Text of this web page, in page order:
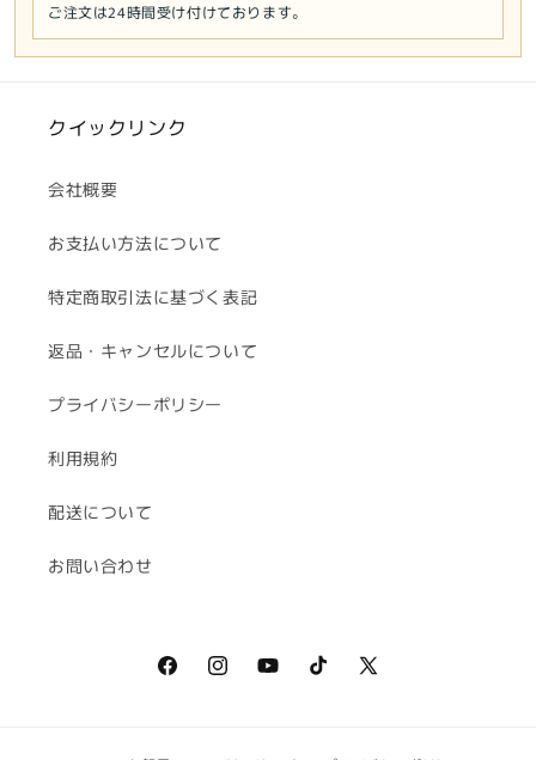
ご注文は24時間受け付けております。
クイックリンク
会社概要
お支払い方法について
特定商取引法に基づく表記
返品・キャンセルについて
プライバシーポリシー
利用規約
配送について
お問い合わせ
FacebookInstagramYouTubeTikTok
X